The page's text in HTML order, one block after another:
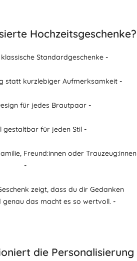
Hochzeitsgeschenke?
Standardgeschenke -
statt kurzlebiger Aufmerksamkeit -
für jedes Brautpaar -
gestaltbar für jeden Stil -
Freund:innen oder Trauzeug:innen
-
zeigt, dass du dir Gedanken
genau das macht es so wertvoll. -
die Personalisierung